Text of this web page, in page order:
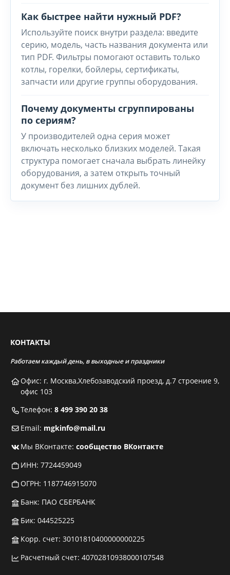
Как быстрее найти нужный PDF?
Используйте поиск внутри раздела: введите
серию, модель, часть названия документа или
тип PDF. Фильтры помогают оставить только
котлы, горелки, бойлеры, сертификаты,
запчасти или другие группы оборудования.
Почему документы сгруппированы
по сериям?
У производителей одна серия может
включать несколько близких моделей. Такая
структура помогает сначала выбрать линейку
оборудования, а затем открыть точный
документ без лишних дублей.
КОНТАКТЫ
Работаем каждый день, в выходные и праздники
Офис: г. Москва,Хлебозаводский проезд, д.7 строение 9,
офис 103
Телефон: 8 499 390 20 38
Email: mgkinfo@mail.ru
Мы ВКонтакте: сообщество ВКонтакте
ИНН: 7724459049
ОГРН: 1187746915070
Банк: ПАО СБЕРБАНК
Бик: 044525225
Корр. счет: 30101810400000000225
Расчетный счет: 40702810938000107548